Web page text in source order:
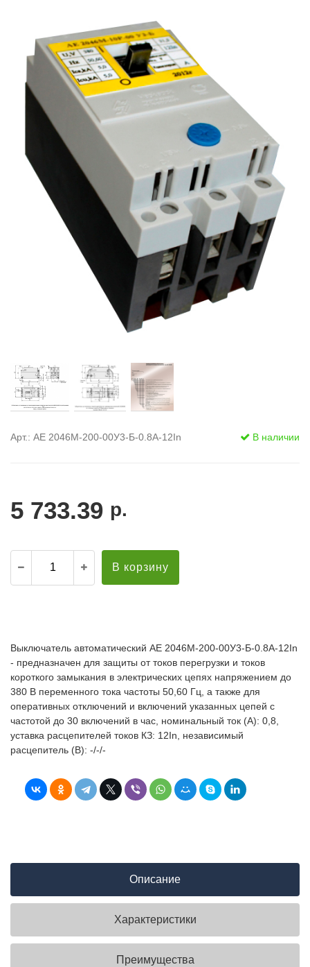
диэлектрические
Стремянки с
Стремянки с
опорой
Ширмы
РЗА (шторы)
Штендеры
Щиты
Арт.: АЕ 2046М-200-00У3-Б-0.8А-12In В наличии
5 733.39 р.
В корзину
Выключатель автоматический АЕ 2046М-200-00У3-Б-0.8А-12In
- предназначен для защиты от токов перегрузки и токов
короткого замыкания в электрических цепях напряжением до
380 В переменного тока частоты 50,60 Гц, а также для
оперативных отключений и включений указанных цепей с
частотой до 30 включений в час, номинальный ток (А): 0,8,
уставка расцепителей токов КЗ: 12In, независимый
расцепитель (В): -/-/-
Описание
Характеристики
Преимущества